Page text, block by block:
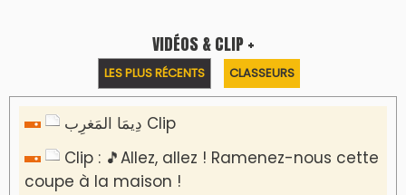
l’équité territoriale
​Lancement de la plateforme “Observatoire
des projets” du Ministère de l’Équipement et